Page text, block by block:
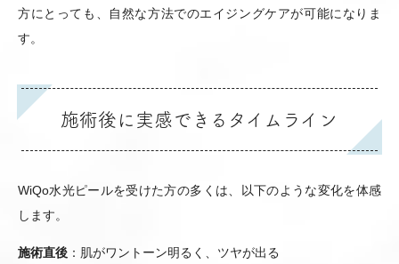
方にとっても、自然な方法でのエイジングケアが可能になりま
す。
施術後に実感できるタイムライン
WiQo水光ピールを受けた方の多くは、以下のような変化を体感
します。
施術直後 ：肌がワントーン明るく、ツヤが出る